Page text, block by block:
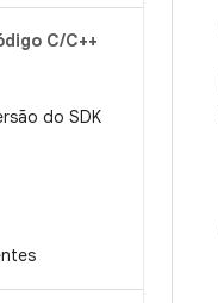
C/C++
do SDK